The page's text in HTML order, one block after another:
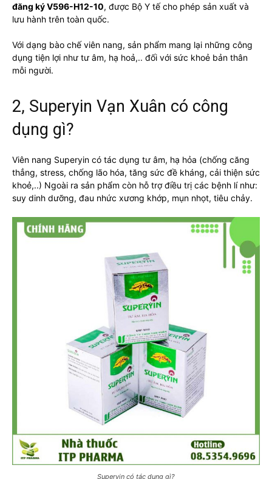
đăng ký V596-H12-10, được Bộ Y tế cho phép sản xuất và
lưu hành trên toàn quốc.
Với dạng bào chế viên nang, sản phẩm mang lại những công
dụng tiện lợi như tư âm, hạ hoả,.. đối với sức khoẻ bản thân
mỗi người.
2, Superyin Vạn Xuân có công
dụng gì?
Viên nang Superyin có tác dụng tư âm, hạ hỏa (chống căng
thẳng, stress, chống lão hóa, tăng sức đề kháng, cải thiện sức
khoẻ,..) Ngoài ra sản phẩm còn hỗ trợ điều trị các bệnh lí như:
suy dinh dưỡng, đau nhức xương khớp, mụn nhọt, tiêu chảy.
Superyin có tác dụng gì?